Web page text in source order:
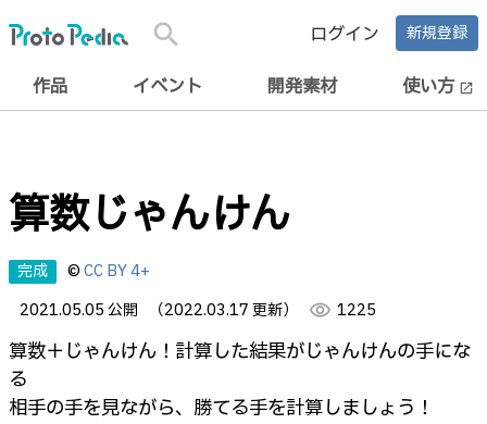
search ログイン 新規登録
作品 イベント 開発素材 使い方 open_in_new
算数じゃんけん
完成 ©CC BY 4+
2021.05.05 公開
（2022.03.17 更新） visibility 1225
算数＋じゃんけん！計算した結果がじゃんけんの手にな
る
相手の手を見ながら、勝てる手を計算しましょう！